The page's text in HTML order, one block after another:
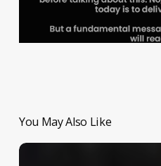
You May Also Like